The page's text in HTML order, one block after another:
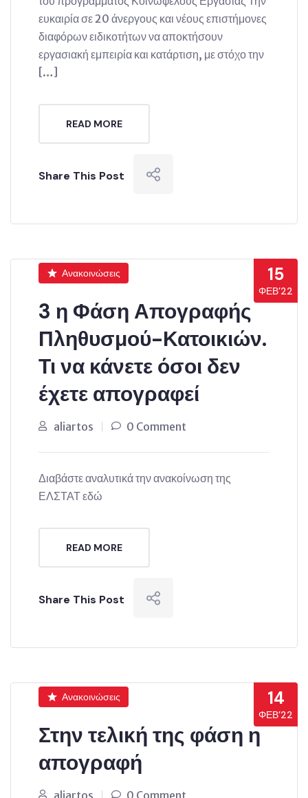
ευκαιρία σε 20 άνεργους και νέους επιστήμονες
διαφόρων ειδικοτήτων να αποκτήσουν
εργασιακή εμπειρία και κατάρτιση, με στόχο την
[…]
READ MORE
Share This Post
15
ΦΕΒ’22
Ανακοινώσεις
3 η Φάση Απογραφής
Πληθυσμού-Κατοικιών.
Τι να κάνετε όσοι δεν
έχετε απογραφεί
aliartos 0 Comment
Διαβάστε αναλυτικά την ανακοίνωση της
ΕΛΣΤΑΤ εδώ
READ MORE
Share This Post
14
ΦΕΒ’22
Ανακοινώσεις
Στην τελική της φάση η
απογραφή
aliartos 0 Comment